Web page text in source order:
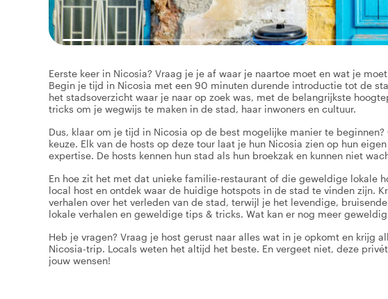
Eerste keer in Nicosia? Vraag je je af waar je naartoe moet en wat je
Begin je tijd in Nicosia met een 90 minuten durende introductie tot de
het stadsoverzicht waar je naar op zoek was, met de belangrijkste
tricks om je wegwijs te maken in de stad, haar inwoners en cultuur.
Dus, klaar om je tijd in Nicosia op de best mogelijke manier te
keuze. Elk van de hosts op deze tour laat je hun Nicosia zien op hun
expertise. De hosts kennen hun stad als hun broekzak en kunnen niet
En hoe zit het met dat unieke familie-restaurant of die geweldige lokale
local host en ontdek waar de huidige hotspots in de stad te vinden zijn.
verhalen over het verleden van de stad, terwijl je het levendige,
lokale verhalen en geweldige tips & tricks. Wat kan er nog meer geweldig
Heb je vragen? Vraag je host gerust naar alles wat in je opkomt en krijg
Nicosia-trip. Locals weten het altijd het beste. En vergeet niet, deze
jouw wensen!